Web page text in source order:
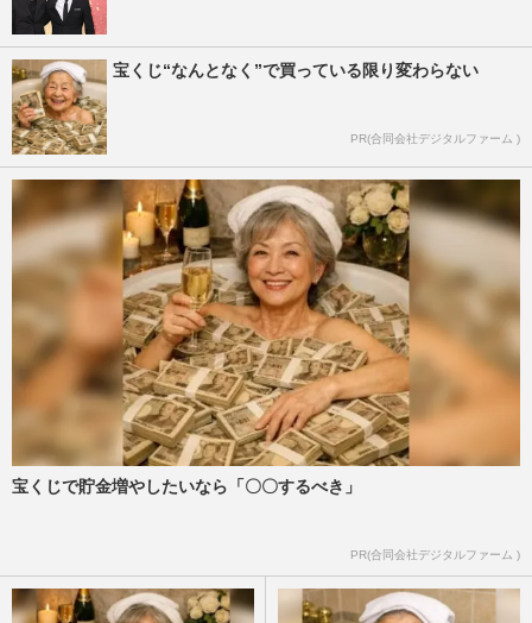
宝くじ“なんとなく”で買っている限り変わらない
PR(合同会社デジタルファーム )
宝くじで貯金増やしたいなら「〇〇するべき」
PR(合同会社デジタルファーム )